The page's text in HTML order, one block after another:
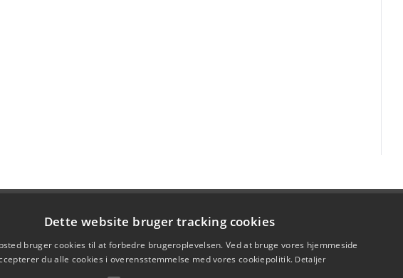
Dette website bruger tracking cookies
bruger cookies til at forbedre brugeroplevelsen. Ved at bruge vores hjemmeside
du alle cookies i overensstemmelse med vores cookiepolitik. Detaljer